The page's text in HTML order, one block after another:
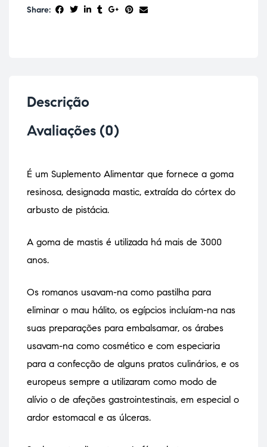
Share:
Descrição
Avaliações (0)
É um Suplemento Alimentar que fornece a goma
resinosa, designada mastic, extraída do córtex do
arbusto de pistácia.
A goma de mastis é utilizada há mais de 3000
anos.
Os romanos usavam-na como pastilha para
eliminar o mau hálito, os egípcios incluíam-na nas
suas preparações para embalsamar, os árabes
usavam-na como cosmético e com especiaria
para a confecção de alguns pratos culinários, e os
europeus sempre a utilizaram como modo de
alívio o de afeções gastrointestinais, em especial o
ardor estomacal e as úlceras.